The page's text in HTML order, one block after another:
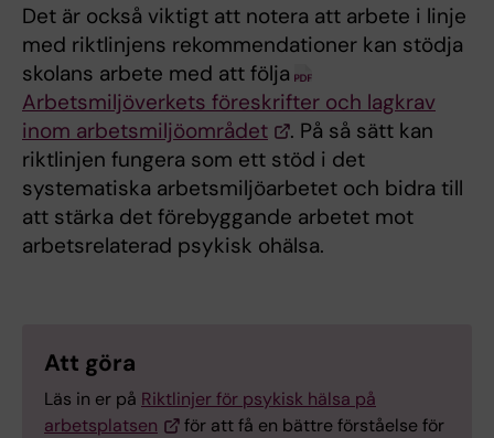
Det är också viktigt att notera att arbete i linje
med riktlinjens rekommendationer kan stödja
skolans arbete med att följa
Arbetsmiljöverkets föreskrifter och lagkrav
inom arbetsmiljöområdet
. På så sätt kan
riktlinjen fungera som ett stöd i det
systematiska arbetsmiljöarbetet och bidra till
att stärka det förebyggande arbetet mot
arbetsrelaterad psykisk ohälsa.
Att göra
Läs in er på Riktlinjer för psykisk hälsa på
arbetsplatsen
för att få en bättre förståelse för